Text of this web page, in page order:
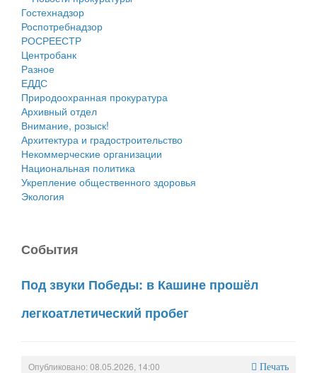
Собрание депутатов
Городское поселение
Сельские поселения
Гостехнадзор
Роспотребнадзор
РОСРЕЕСТР
Центробанк
Разное
ЕДДС
Природоохранная прокуратура
Архивный отдел
Внимание, розыск!
Архитектура и градостроительство
Некоммерческие организации
Национальная политика
Укрепление общественного здоровья
Экология
События
Под звуки Победы: в Кашине прошёл
легкоатлетический пробег
Опубликовано: 08.05.2026, 14:00 Печать